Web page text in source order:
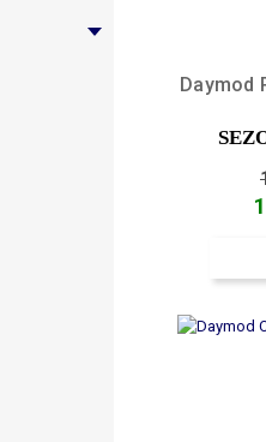
Daymod